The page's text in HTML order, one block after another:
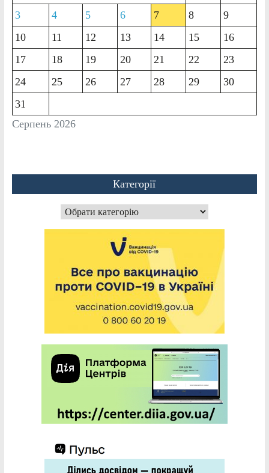
Серпень 2026
3
4 5 6 7 8
9
10
11 12 13 14 15
16
17
18 19 20 21 22
23
24
25 26 27 28 29
30
31
Категорії
Категорії